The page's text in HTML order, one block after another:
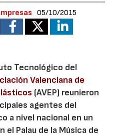
05/10/2015
Tecnológico del
Valenciana de
(AVEP) reunieron
agentes del
a nivel nacional en un
el Palau de la Música de